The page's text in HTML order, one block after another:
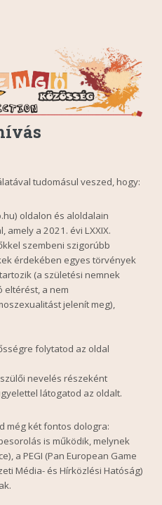
tudomásul veszed, hogy:
oldalon és aloldalain
a 2021. évi LXXIX.
szembeni szigorúbb
érdekében egyes törvények
(a születési nemnek
eltérést, a nem
jelenít meg),
folytatod az oldal
nevelés részeként
látogatod az oldalt.
még két fontos dologra:
is működik, melynek
a PEGI (Pan European Game
Média- és Hírközlési Hatóság)